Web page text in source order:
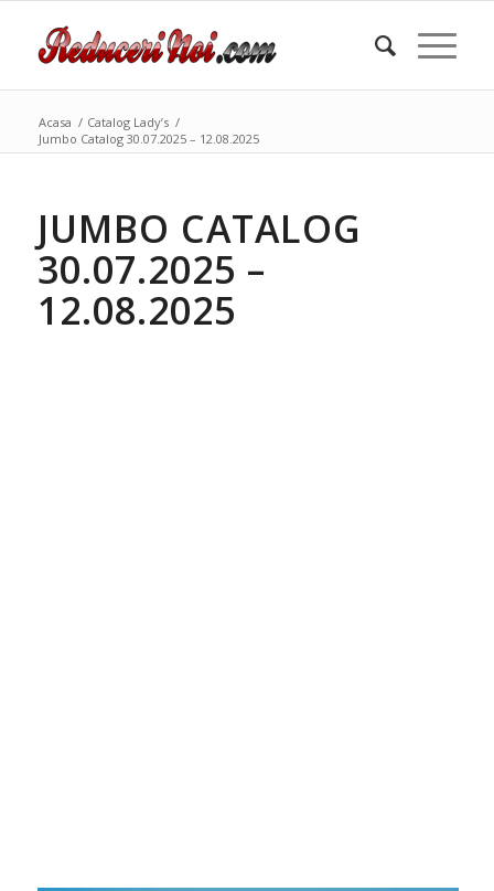
Acasa / Catalog Lady’s /
Jumbo Catalog 30.07.2025 – 12.08.2025
JUMBO CATALOG
30.07.2025 –
12.08.2025